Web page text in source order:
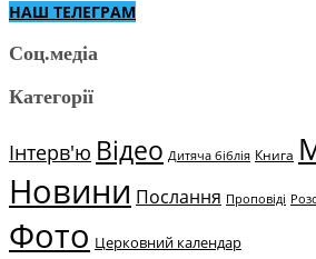
НАШ ТЕЛЕГРАМ
Соц.медіа
Категорії
Інтерв'ю Відео Дитяча біблія Книга
Новини Послання Проповіді
Фото Церковний календар